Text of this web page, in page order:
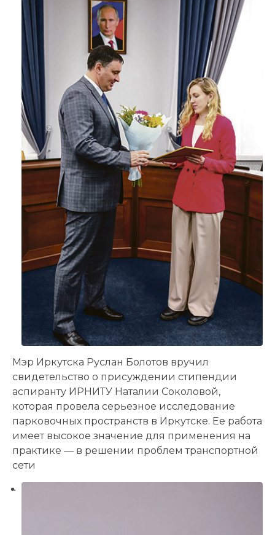
Мэр Иркутска Руслан Болотов вручил
свидетельство о присуждении стипендии
аспиранту ИРНИТУ Наталии Соколовой,
которая провела серьезное исследование
парковочных пространств в Иркутске. Ее работа
имеет высокое значение для применения на
практике — в решении проблем транспортной
сети